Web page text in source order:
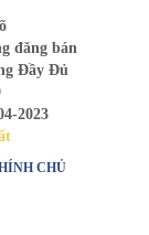
đăng bán
Đầy Đủ
2023
CHỦ